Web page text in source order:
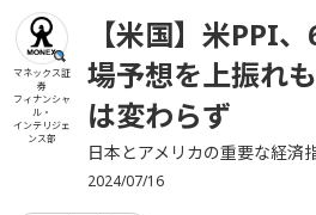
マネックス証
券
フィナンシャ
ル・
インテリジェ
ンス部
【米国】米PPI
場予想を上振れ
は変わらず
日本とアメリカの重要な経済
2024/07/16